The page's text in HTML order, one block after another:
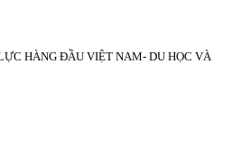
HÀNG ĐẦU VIỆT NAM- DU HỌC VÀ